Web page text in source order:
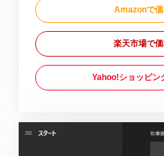
Amazonで
楽天市場で
Yahoo!ショッピン